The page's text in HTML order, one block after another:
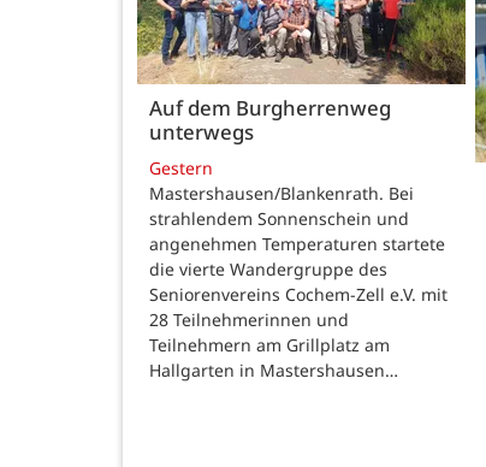
Auf dem Burgherrenweg
unterwegs
Gestern
Mastershausen/Blankenrath. Bei
strahlendem Sonnenschein und
angenehmen Temperaturen startete
die vierte Wandergruppe des
Seniorenvereins Cochem-Zell e.V. mit
28 Teilnehmerinnen und
Teilnehmern am Grillplatz am
Hallgarten in Mastershausen…